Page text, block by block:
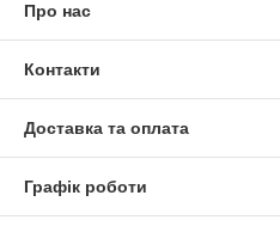
Про нас
Контакти
Доставка та оплата
Графік роботи